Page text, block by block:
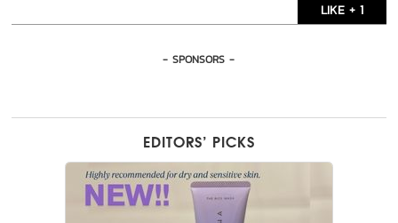
LIKE + 1
- SPONSORS -
EDITORS’ PICKS